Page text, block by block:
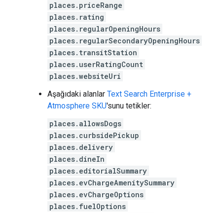
places.priceRange
places.rating
places.regularOpeningHours
places.regularSecondaryOpeningHours
places.transitStation
places.userRatingCount
places.websiteUri
Aşağıdaki alanlar Text Search Enterprise +
Atmosphere SKU'sunu tetikler:
places.allowsDogs
places.curbsidePickup
places.delivery
places.dineIn
places.editorialSummary
places.evChargeAmenitySummary
places.evChargeOptions
places.fuelOptions